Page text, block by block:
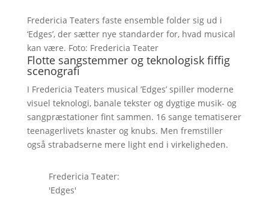
Fredericia Teaters faste ensemble folder sig ud i
‘Edges’, der sætter nye standarder for, hvad musical
kan være. Foto: Fredericia Teater
Flotte sangstemmer og teknologisk fiffig
scenografi
I Fredericia Teaters musical ’Edges’ spiller moderne
visuel teknologi, banale tekster og dygtige musik- og
sangpræstationer fint sammen. 16 sange tematiserer
teenagerlivets knaster og knubs. Men fremstiller
også strabadserne mere light end i virkeligheden.
Fredericia Teater:
'Edges'